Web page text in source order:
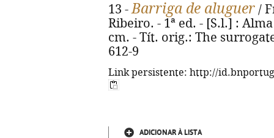
13 -Barriga de aluguer /
Ribeiro. - 1ª ed. - [S.l.] :
cm. - Tít. orig.: The
612-9
Link persistente: http://
ADICIONAR À LISTA